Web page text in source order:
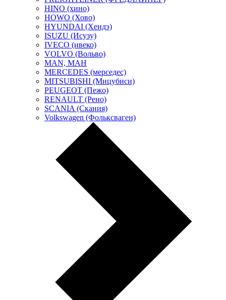
HINO (хино)
HOWO (Хово)
HYUNDAI (Хендэ)
ISUZU (Исузу)
IVECO (ивеко)
VOLVO (Вольво)
MAN, МАН
MERCEDES (мерседес)
MITSUBISHI (Мицубиси)
PEUGEOT (Пежо)
RENAULT (Рено)
SCANIA (Скания)
Volkswagen (Фольксваген)